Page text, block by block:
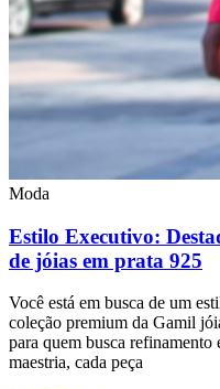
Moda
Estilo Executivo:
de jóias em prata 925
Você está em busca de um
coleção premium da Gamil
para quem busca
maestria, cada peça